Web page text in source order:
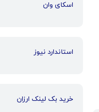
اسکای وان
استاندارد نیوز
خرید بک لینک ارزان